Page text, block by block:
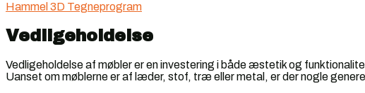
Hammel 3D Tegneprogram
Vedligeholdelse
Vedligeholdelse af møbler er en investering i både æstetik og
Uanset om møblerne er af læder, stof, træ eller metal, er der nogle